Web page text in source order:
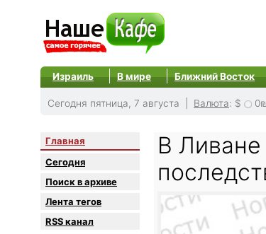
Израиль В мире Ближний Восток
Сегодня пятница, 7 августа | Валюта: $ 0₪
Главная
Сегодня
Поиск в архиве
Лента тегов
RSS канал
В Ливане